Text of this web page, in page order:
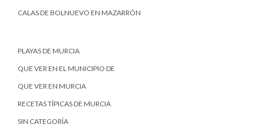
CALAS DE BOLNUEVO EN MAZARRÓN
PLAYAS DE MURCIA
QUE VER EN EL MUNICIPIO DE
QUE VER EN MURCIA
RECETAS TÍPICAS DE MURCIA
SIN CATEGORÍA